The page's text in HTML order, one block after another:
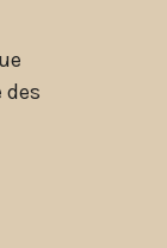
des